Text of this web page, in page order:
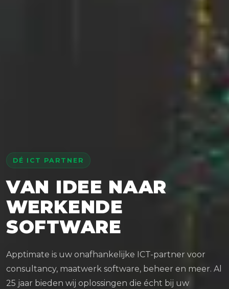
DÉ ICT PARTNER
VAN IDEE NAAR
WERKENDE
SOFTWARE
Apptimate is uw onafhankelijke ICT-partner voor
consultancy, maatwerk software, beheer en meer. Al
25 jaar bieden wij oplossingen die écht bij uw